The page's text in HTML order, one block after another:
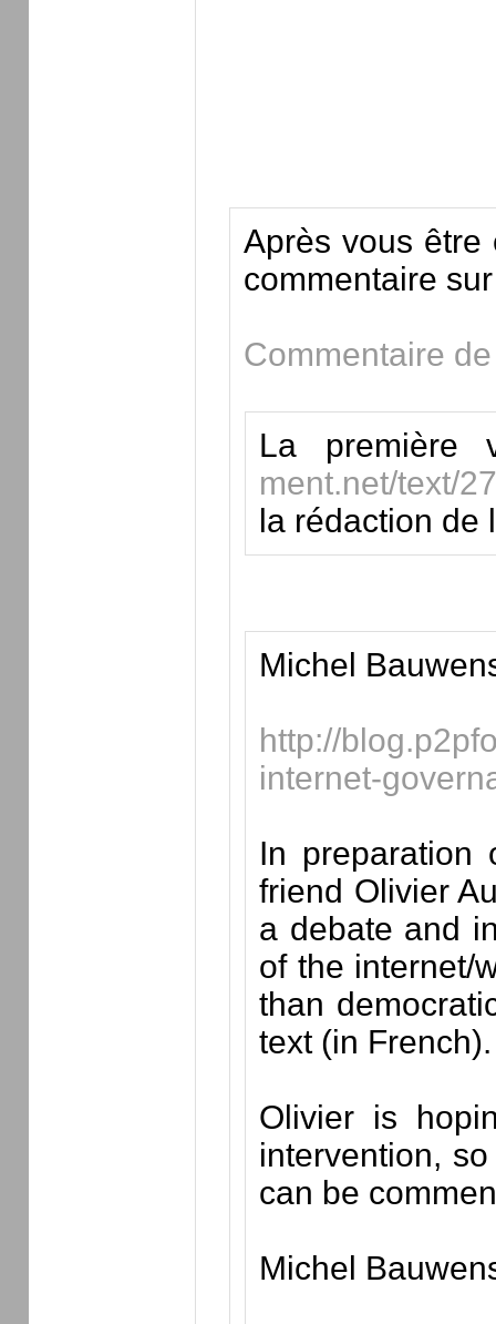
Après vous
commentaire
Commentaire
La
ment.net/text/
la rédaction de
Michel
http://
internet-
In preparation
friend Olivier
a debate and
of the internet/
than
text (in French).
Olivier is
intervention,
can be
Michel